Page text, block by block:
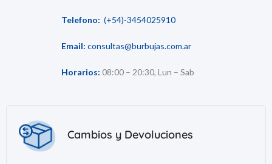
Telefono: (+54)-3454025910
Email: consultas@burbujas.com.ar
Horarios: 08:00 – 20:30, Lun – Sab
Cambios y Devoluciones